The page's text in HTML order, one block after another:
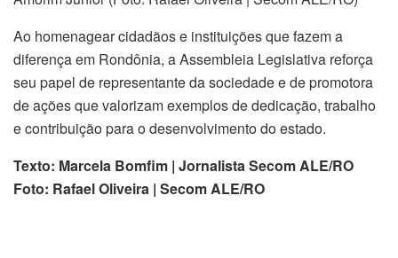
Ao homenagear cidadãos e instituições que fazem a
diferença em Rondônia, a Assembleia Legislativa reforça
seu papel de representante da sociedade e de promotora
de ações que valorizam exemplos de dedicação, trabalho
e contribuição para o desenvolvimento do estado.
Texto: Marcela Bomfim | Jornalista Secom ALE/RO
Foto: Rafael Oliveira | Secom ALE/RO